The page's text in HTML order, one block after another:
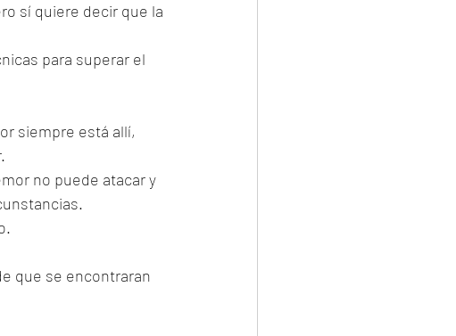
sí quiere decir que la
para superar el
siempre está allí,
no puede atacar y
que se encontraran